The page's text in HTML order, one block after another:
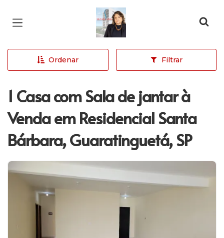
Página inicial
Ordenar Filtrar
1 Casa com Sala de jantar à
Venda em Residencial Santa
Bárbara, Guaratinguetá, SP